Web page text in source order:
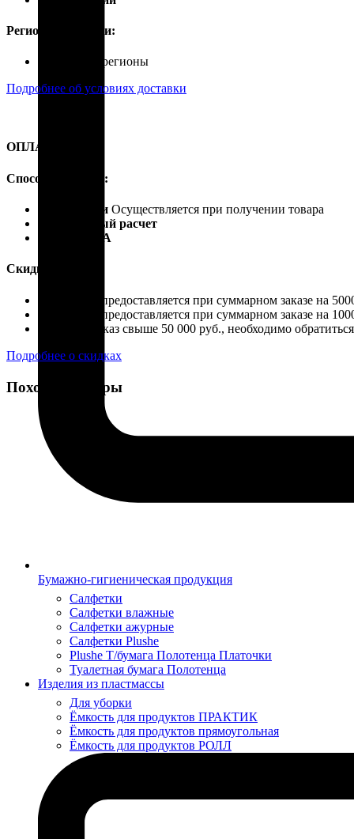
Бумажно-гигиеническая продукция
Салфетки
Салфетки влажные
Салфетки ажурные
Салфетки Plushe
Plushe Т/бумага Полотенца Платочки
Туалетная бумага Полотенца
Изделия из пластмассы
Для уборки
Ёмкость для продуктов ПРАКТИК
Ёмкость для продуктов прямоугольная
Ёмкость для продуктов РОЛЛ
Регионы доставки:
Россия, все регионы
Подробнее об условиях доставки
ОПЛАТА
Способы оплаты:
Наличными Осуществляется при получении товара
Безналичный расчет
Карты VISA
Скидки:
Скидка 4% предоставляется при суммарном заказе на
Скидка 7% предоставляется при суммарном заказе на
Если ваш заказ свыше 50 000 руб., необходимо
Подробнее о скидках
Похожие товары